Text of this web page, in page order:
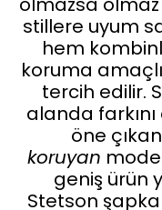
stillere uyum
hem
koruma
tercih edilir.
alanda
öne
koruyan
geniş ürün
Stetson